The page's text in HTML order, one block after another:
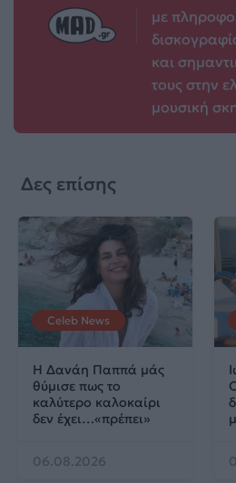
με
και
τους στην
μουσική
Δες επίσης
Celeb News
Η Δανάη Παππά μάς
θύμισε πως το
καλύτερο καλοκαίρι
δεν έχει…«πρέπει»
06.08.2026